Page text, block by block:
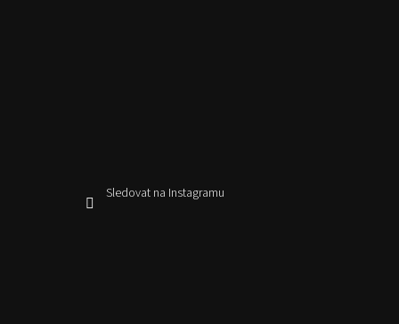
Sledovat na Instagramu